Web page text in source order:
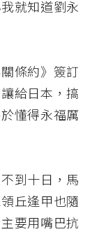
就知道劉永
條約》簽訂
給日本，搞
懂得永福厲
到十日，馬
丘逢甲也隨
要用嘴巴抗